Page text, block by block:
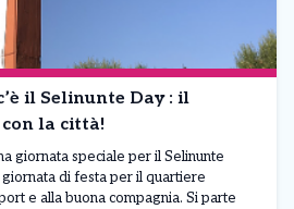
il Selinunte Day : il
la città!
giornata speciale per il Selinunte
di festa per il quartiere
e alla buona compagnia. Si parte